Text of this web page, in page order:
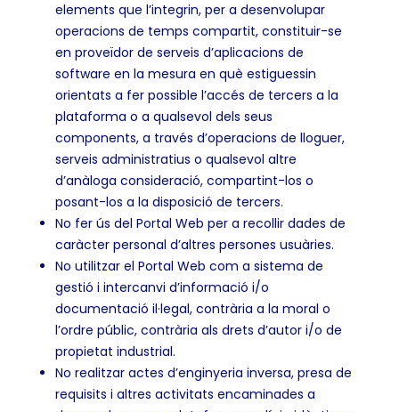
elements que l’integrin, per a desenvolupar
operacions de temps compartit, constituir-se
en proveïdor de serveis d’aplicacions de
software en la mesura en què estiguessin
orientats a fer possible l’accés de tercers a la
plataforma o a qualsevol dels seus
components, a través d’operacions de lloguer,
serveis administratius o qualsevol altre
d’anàloga consideració, compartint-los o
posant-los a la disposició de tercers.
No fer ús del Portal Web per a recollir dades de
caràcter personal d’altres persones usuàries.
No utilitzar el Portal Web com a sistema de
gestió i intercanvi d’informació i/o
documentació il·legal, contrària a la moral o
l’ordre públic, contrària als drets d’autor i/o de
propietat industrial.
No realitzar actes d’enginyeria inversa, presa de
requisits i altres activitats encaminades a